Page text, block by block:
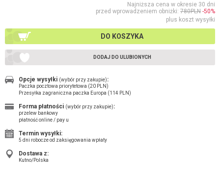
Najniższa cena w okresie 30 dni
przed wprowadzeniem obniżki: 780PLN -50%
plus koszt wysyłki
DO KOSZYKA
DODAJ DO ULUBIONYCH
Opcje wysyłki (wybór przy zakupie):
Paczka pocztowa priorytetowa (20 PLN)
Przesyłka zagraniczna paczka Europa (114 PLN)
Forma płatności (wybór przy zakupie):
przelew bankowy
płatność online / pay u
Termin wysyłki:
5 dni robocze od zaksięgowania wpłaty
Dostawa z:
Kutno/Polska